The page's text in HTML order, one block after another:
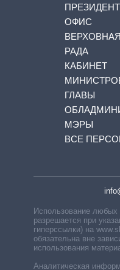
ОФИС
ВЕРХОВНАЯ
РАДА
КАБИНЕТ
ГЛАВЫ
МЭРЫ
ВСЕ
Использование любых
разрешается при
гиперссылки) на
обязательна вне
использования
Аналитическая